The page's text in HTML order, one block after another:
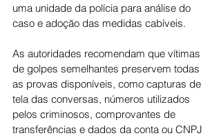
uma unidade da polícia para análise do
caso e adoção das medidas cabíveis.
As autoridades recomendam que vítimas
de golpes semelhantes preservem todas
as provas disponíveis, como capturas de
tela das conversas, números utilizados
pelos criminosos, comprovantes de
transferências e dados da conta ou CNPJ